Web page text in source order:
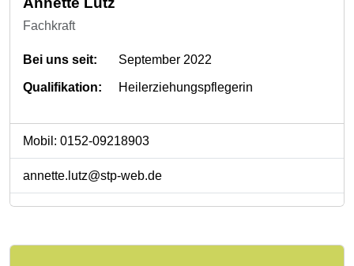
Fachkraft
Bei uns seit: September 2022
Qualifikation: Heilerziehungspflegerin
Mobil: 0152-09218903
annette.lutz@stp-web.de